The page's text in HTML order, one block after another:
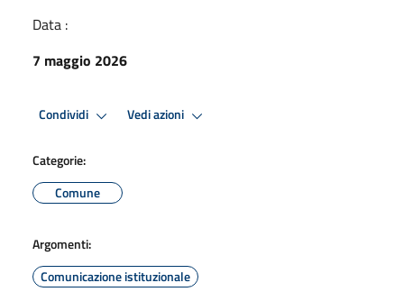
Data :
7 maggio 2026
Condividi Vedi azioni
Categorie:
Comune
Argomenti:
Comunicazione istituzionale